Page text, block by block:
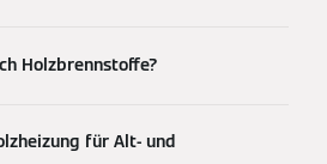
Holzbrennstoffe?
für Alt- und